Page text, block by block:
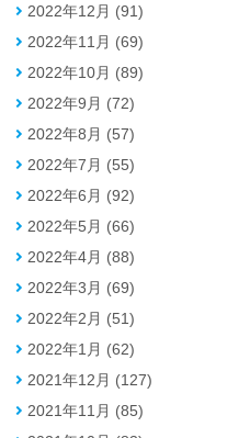
2022年12月 (91)
2022年11月 (69)
2022年10月 (89)
2022年9月 (72)
2022年8月 (57)
2022年7月 (55)
2022年6月 (92)
2022年5月 (66)
2022年4月 (88)
2022年3月 (69)
2022年2月 (51)
2022年1月 (62)
2021年12月 (127)
2021年11月 (85)